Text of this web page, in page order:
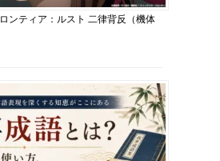
ンティア：ルスト 二律背反（機体